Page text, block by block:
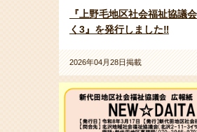
『上野毛地区社会福祉協議
く3』を発行しました‼
2026年04月28日掲載